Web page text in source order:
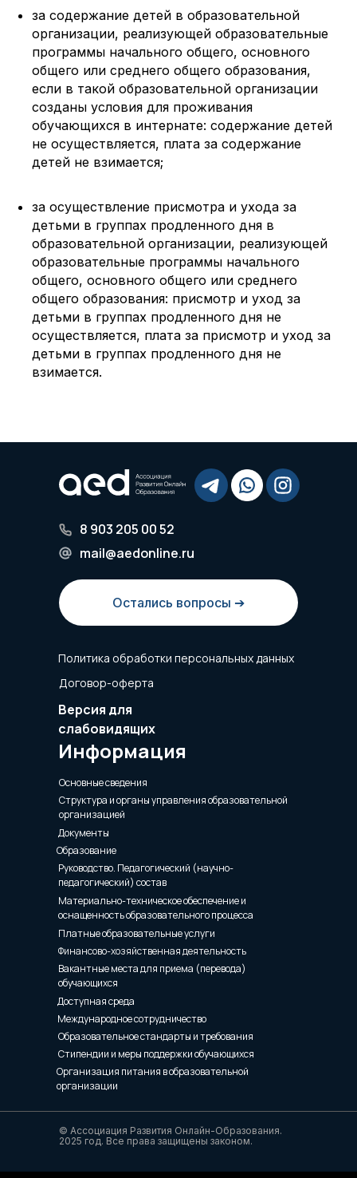
за содержание детей в образовательной
организации, реализующей образовательные
программы начального общего, основного
общего или среднего общего образования,
если в такой образовательной организации
созданы условия для проживания
обучающихся в интернате: содержание детей
не осуществляется, плата за содержание
детей не взимается;
за осуществление присмотра и ухода за
детьми в группах продленного дня в
образовательной организации, реализующей
образовательные программы начального
общего, основного общего или среднего
общего образования: присмотр и уход за
детьми в группах продленного дня не
осуществляется, плата за присмотр и уход за
детьми в группах продленного дня не
взимается.
Остались вопросы ➔
© Ассоциация Развития Онлайн-Образования.
2025 год. Все права защищены законом.
8 903 205 00 52
mail@aedonline.ru
Политика обработки персональных данных
Договор-оферта
Версия для
слабовидящих
Информация
Основные сведения
Структура и органы управления образовательной
организацией
Документы
Образование
Образовательное стандарты и требования
Руководство. Педагогический (научно-
педагогический) состав
Материально-техническое обеспечение и
оснащенность образовательного процесса
Стипендии и меры поддержки обучающихся
Платные образовательные услуги
Финансово-хозяйственная деятельность
Вакантные места для приема (перевода)
обучающихся
Доступная среда
Международное сотрудничество
Организация питания в образовательной
организации